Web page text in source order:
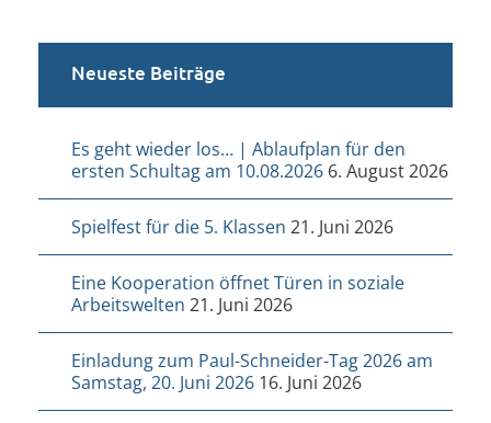
Neueste Beiträge
Es geht wieder los… | Ablaufplan für den
ersten Schultag am 10.08.2026 6. August 2026
Spielfest für die 5. Klassen 21. Juni 2026
Eine Kooperation öffnet Türen in soziale
Arbeitswelten 21. Juni 2026
Einladung zum Paul-Schneider-Tag 2026 am
Samstag, 20. Juni 2026 16. Juni 2026